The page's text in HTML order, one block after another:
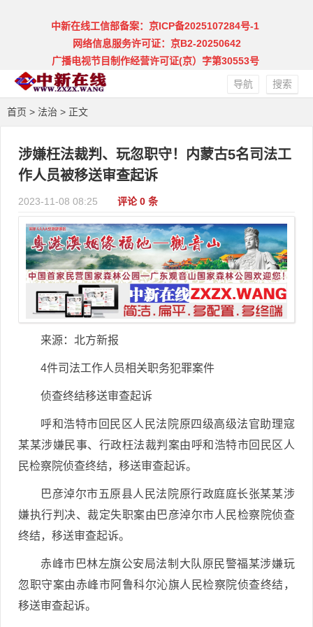
中新在线工信部备案：京ICP备2025107284号-1
网络信息服务许可证：京B2-20250642
广播电视节目制作经营许可证(京）字第30553号
搜索
导航
首页 > 法治 > 正文
涉嫌枉法裁判、玩忽职守！内蒙古5名司法工
作人员被移送审查起诉
2023-11-08 08:25 评论 0 条
来源：北方新报
4件司法工作人员相关职务犯罪案件
侦查终结移送审查起诉
呼和浩特市回民区人民法院原四级高级法官助理寇
某某涉嫌民事、行政枉法裁判案由呼和浩特市回民区人
民检察院侦查终结，移送审查起诉。
巴彦淖尔市五原县人民法院原行政庭庭长张某某涉
嫌执行判决、裁定失职案由巴彦淖尔市人民检察院侦查
终结，移送审查起诉。
赤峰市巴林左旗公安局法制大队原民警福某涉嫌玩
忽职守案由赤峰市阿鲁科尔沁旗人民检察院侦查终结，
移送审查起诉。